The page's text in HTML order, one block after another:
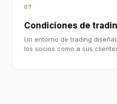
07
Condiciones de
Un entorno de trading
los socios como a sus